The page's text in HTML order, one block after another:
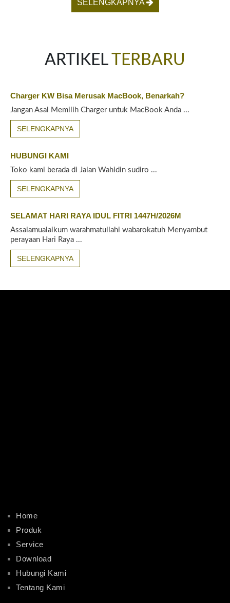
SELENGKAPNYA
ARTIKELTERBARU
Charger KW Bisa Merusak MacBook, Benarkah?
Jangan Asal Memilih Charger untuk MacBook Anda ...
SELENGKAPNYA
HUBUNGI KAMI
Toko kami berada di Jalan Wahidin sudiro ...
SELENGKAPNYA
SELAMAT HARI RAYA IDUL FITRI 1447H/2026M
Assalamualaikum warahmatullahi wabarokatuh Menyambut
perayaan Hari Raya ...
SELENGKAPNYA
Home
Produk
Service
Download
Hubungi Kami
Tentang Kami